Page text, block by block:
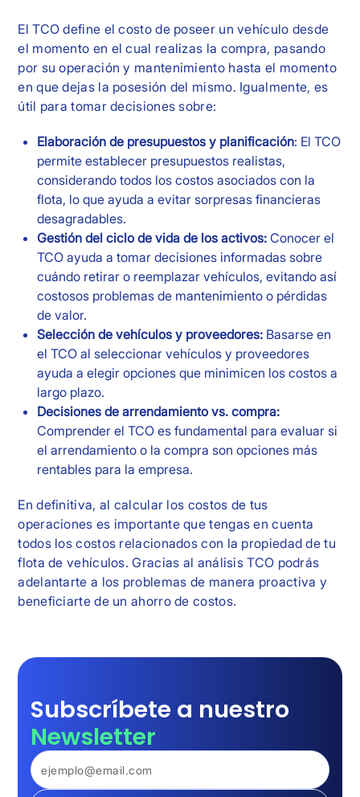
El TCO define el costo de poseer un vehículo desde
el momento en el cual realizas la compra, pasando
por su operación y mantenimiento hasta el momento
en que dejas la posesión del mismo. Igualmente, es
útil para tomar decisiones sobre:
Elaboración de presupuestos y planificación: El TCO
permite establecer presupuestos realistas,
considerando todos los costos asociados con la
flota, lo que ayuda a evitar sorpresas financieras
desagradables.
Gestión del ciclo de vida de los activos: Conocer el
TCO ayuda a tomar decisiones informadas sobre
cuándo retirar o reemplazar vehículos, evitando así
costosos problemas de mantenimiento o pérdidas
de valor.
Selección de vehículos y proveedores: Basarse en
el TCO al seleccionar vehículos y proveedores
ayuda a elegir opciones que minimicen los costos a
largo plazo.
Decisiones de arrendamiento vs. compra:
Comprender el TCO es fundamental para evaluar si
el arrendamiento o la compra son opciones más
rentables para la empresa.
En definitiva, al calcular los costos de tus
operaciones es importante que tengas en cuenta
todos los costos relacionados con la propiedad de tu
flota de vehículos. Gracias al análisis TCO podrás
adelantarte a los problemas de manera proactiva y
beneficiarte de un ahorro de costos.
Subscríbete a nuestro
Newsletter